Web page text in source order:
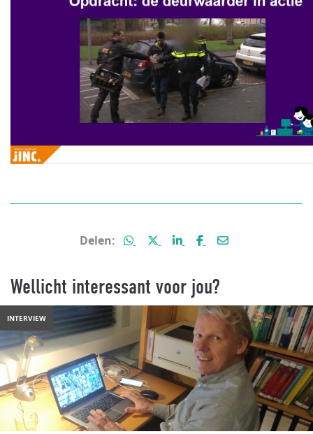
Delen: Deel deze pagina via WhatsApp
Deel deze pagina via X
Deel deze pagina via
Deel deze pagina
Deel deze
Wellicht interessant voor jou?
INTERVIEW